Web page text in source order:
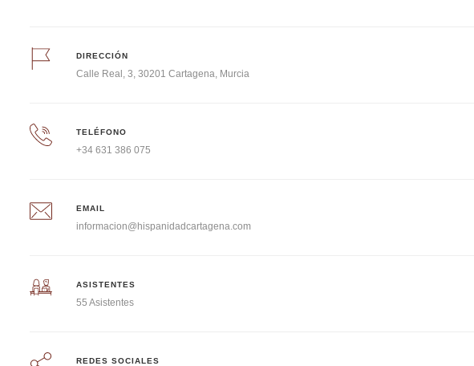
DIRECCIÓN
Calle Real, 3, 30201 Cartagena, Murcia
TELÉFONO
+34 631 386 075
EMAIL
informacion@hispanidadcartagena.com
ASISTENTES
55 Asistentes
REDES SOCIALES